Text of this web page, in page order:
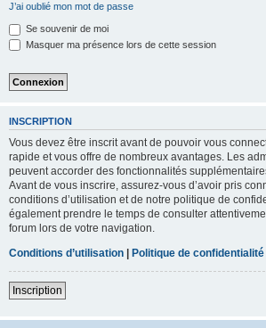
J’ai oublié mon mot de passe
Se souvenir de moi
Masquer ma présence lors de cette session
INSCRIPTION
Vous devez être inscrit avant de pouvoir vous
rapide et vous offre de nombreux avantages. Les
peuvent accorder des fonctionnalités
Avant de vous inscrire, assurez-vous d’avoir pris
conditions d’utilisation et de notre politique de
également prendre le temps de consulter
forum lors de votre navigation.
Conditions d’utilisation | Politique de confidentialité
Inscription